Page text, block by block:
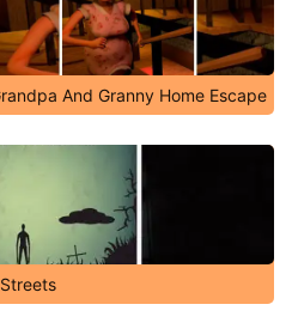
And Granny Home Escape